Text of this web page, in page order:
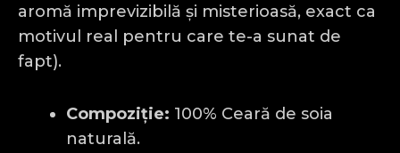
aromă imprevizibilă și misterioasă, exact ca
motivul real pentru care te-a sunat de
fapt).
Compoziție: 100% Ceară de soia
naturală.